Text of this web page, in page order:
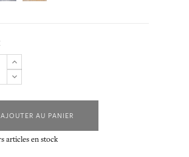
AJOUTER AU PANIER
articles en stock